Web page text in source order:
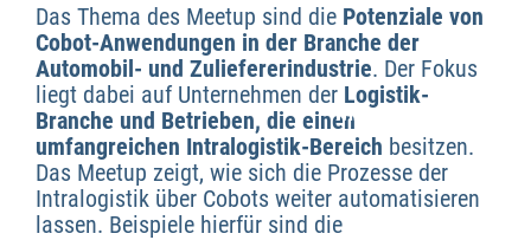
Wirtschaftsförderung
Das Thema des Meetup sind die Potenziale von
Cobot-Anwendungen in der Branche der
Automobil- und Zuliefererindustrie. Der Fokus
liegt dabei auf Unternehmen der Logistik-
Branche und Betrieben, die einen
umfangreichen Intralogistik-Bereich besitzen.
Das Meetup zeigt, wie sich die Prozesse der
Intralogistik über Cobots weiter automatisieren
lassen. Beispiele hierfür sind die